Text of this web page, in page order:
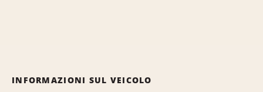
INFORMAZIONI SUL VEICOLO